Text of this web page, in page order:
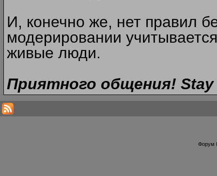
И, конечно же, нет правил
модерировании
живые люди.
Приятного общения! Stay
Форум